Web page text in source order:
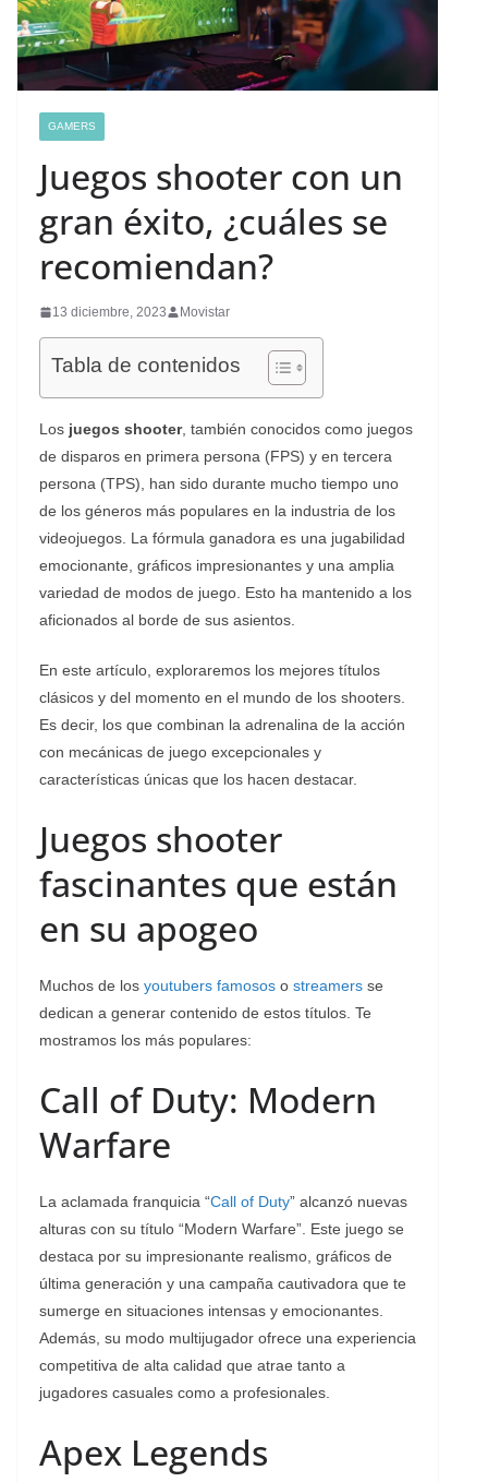
GAMERS
Juegos shooter con un
gran éxito, ¿cuáles se
recomiendan?
13 diciembre, 2023 Movistar
Tabla de contenidos
Los juegos shooter, también conocidos como juegos
de disparos en primera persona (FPS) y en tercera
persona (TPS), han sido durante mucho tiempo uno
de los géneros más populares en la industria de los
videojuegos. La fórmula ganadora es una jugabilidad
emocionante, gráficos impresionantes y una amplia
variedad de modos de juego. Esto ha mantenido a los
aficionados al borde de sus asientos.
En este artículo, exploraremos los mejores títulos
clásicos y del momento en el mundo de los shooters.
Es decir, los que combinan la adrenalina de la acción
con mecánicas de juego excepcionales y
características únicas que los hacen destacar.
Juegos shooter
fascinantes que están
en su apogeo
Muchos de los youtubers famosos o streamers se
dedican a generar contenido de estos títulos. Te
mostramos los más populares:
Call of Duty: Modern
Warfare
La aclamada franquicia “Call of Duty” alcanzó nuevas
alturas con su título “Modern Warfare”. Este juego se
destaca por su impresionante realismo, gráficos de
última generación y una campaña cautivadora que te
sumerge en situaciones intensas y emocionantes.
Además, su modo multijugador ofrece una experiencia
competitiva de alta calidad que atrae tanto a
jugadores casuales como a profesionales.
Apex Legends